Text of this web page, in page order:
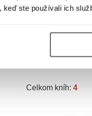
ste používali ich
Návrat do
Tove Janssonová
Celkom kníh: 4